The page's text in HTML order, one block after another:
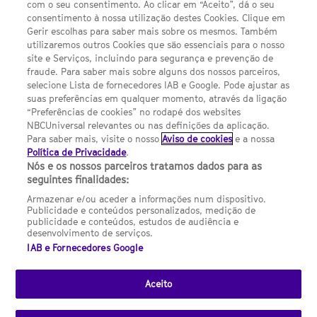
Termos E Condições
FILMES
UMA DIVISÃO DA NBCUNIVERSAL
Contact us by email: contact.SYFYPortugal@ncbuni.com
NBC Universal Global Networks España S.L.U. is wholly owned
by Universal Studios International BV
NBC Universal Global Networks, S.L.U. Paseo de la Castellana,
95. Planta 10 Edificio Torre Europa 28046 Madrid B-82227893
SYFY Portugal is subject to Spanish jurisdiction and regulated
(CNMC).
Channel
SCI FI Slovenija SCI FI Србија SYFY España SYFY France SYFY
com o seu consentimento. Ao clicar em “Aceito”, dá o seu
consentimento à nossa utilização destes Cookies. Clique em
Gerir escolhas para saber mais sobre os mesmos. Também
utilizaremos outros Cookies que são essenciais para o nosso
site e Serviços, incluindo para segurança e prevenção de
fraude. Para saber mais sobre alguns dos nossos parceiros,
selecione Lista de fornecedores IAB e Google. Pode ajustar as
suas preferências em qualquer momento, através da ligação
“Preferências de cookies” no rodapé dos websites
NBCUniversal relevantes ou nas definições da aplicação.
Para saber mais, visite o nossoAviso de cookies e a nossa
Política de Privacidade.
Nós e os nossos parceiros tratamos dados para as
seguintes finalidades:
Armazenar e/ou aceder a informações num dispositivo.
Publicidade e conteúdos personalizados, medição de
publicidade e conteúdos, estudos de audiência e
desenvolvimento de serviços.
IAB e Fornecedores Google
Aceito